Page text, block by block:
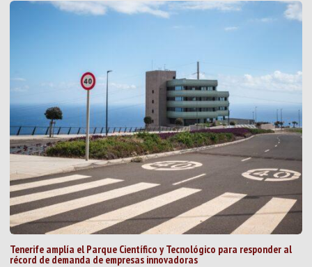
Tenerife amplía el Parque Científico y Tecnológico para responder al
récord de demanda de empresas innovadoras